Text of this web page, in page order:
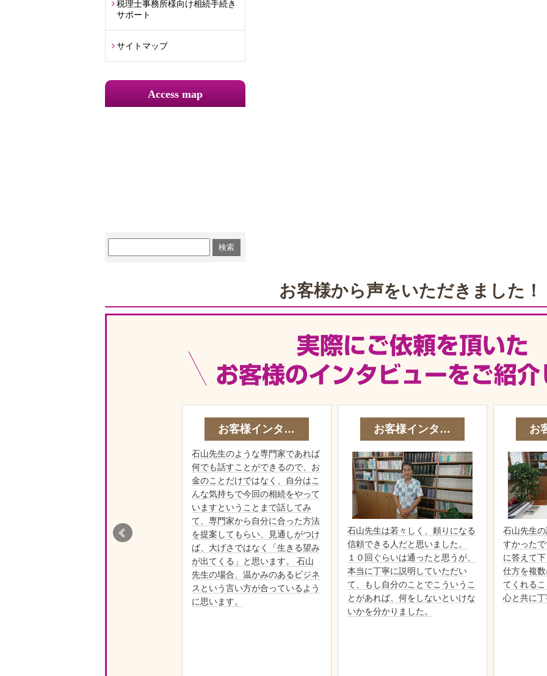
税理士事務所様向け相続手続き
サポート
サイトマップ
Access map
お客様から声をいただきました！
お客様インタ…
石山先生のような専門家であれば
何でも話すことができるので、お
金のことだけではなく、自分はこ
んな気持ちで今回の相続をやって
いますということまで話してみ
て、専門家から自分に合った方法
を提案してもらい、見通しがつけ
ば、大げさではなく「生きる望み
が出てくる」と思います。 石山
先生の場合、温かみのあるビジネ
スという言い方が合っているよう
に思います。
お客様インタ…
石山先生は若々しく、頼りになる
信頼できる人だと思いました。
１０回ぐらいは通ったと思うが、
本当に丁寧に説明していただい
て、もし自分のことでこういうこ
とがあれば、何をしないといけな
いかを分かりました。
お
石山先生
すかった
に答えて
仕方を複
てくれる
心と共に